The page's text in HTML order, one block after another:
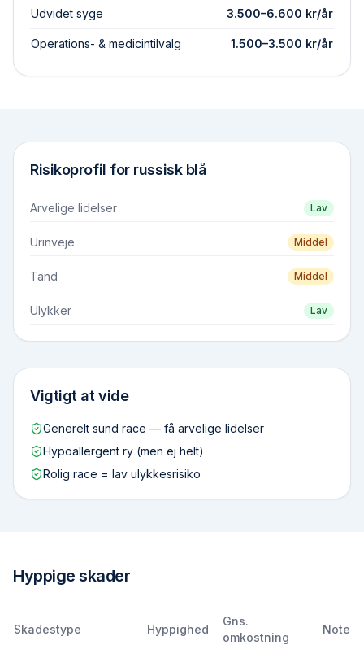
Udvidet syge 3.500–6.600 kr/år
Operations- & medicintilvalg 1.500–3.500 kr/år
Risikoprofil for russisk blå
Arvelige lidelser Lav
Urinveje Middel
Tand Middel
Ulykker Lav
Vigtigt at vide
Generelt sund race — få arvelige lidelser
Hypoallergent ry (men ej helt)
Rolig race = lav ulykkesrisiko
Hyppige skader
Skadestype Hyppighed
Gns.
omkostning
Note